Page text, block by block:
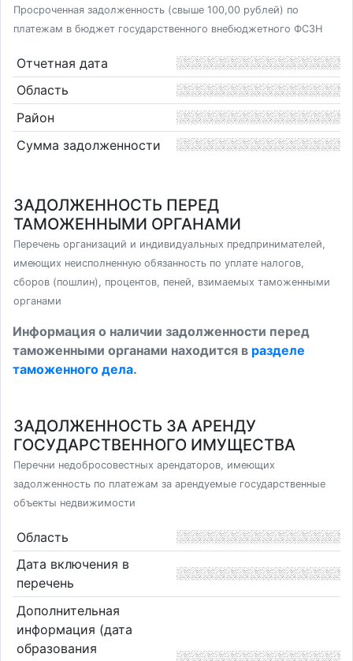
Просроченная задолженность (свыше 100,00 рублей) по
платежам в бюджет государственного внебюджетного ФСЗН
Отчетная дата
Область
Район
Сумма задолженности
ЗАДОЛЖЕННОСТЬ ПЕРЕД
ТАМОЖЕННЫМИ ОРГАНАМИ
Перечень организаций и индивидуальных предпринимателей,
имеющих неисполненную обязанность по уплате налогов,
сборов (пошлин), процентов, пеней, взимаемых таможенными
органами
Информация о наличии задолженности перед
таможенными органами находится в разделе
таможенного дела.
ЗАДОЛЖЕННОСТЬ ЗА АРЕНДУ
ГОСУДАРСТВЕННОГО ИМУЩЕСТВА
Перечни недобросовестных арендаторов, имеющих
задолженность по платежам за арендуемые государственные
объекты недвижимости
Область
Дата включения в
перечень
Дополнительная
информация (дата
образования